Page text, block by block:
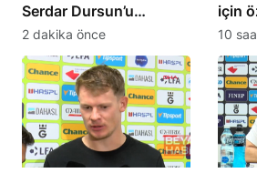
Serdar Dursun’u
kadrosuna kattı
2 dakika önce
için
10